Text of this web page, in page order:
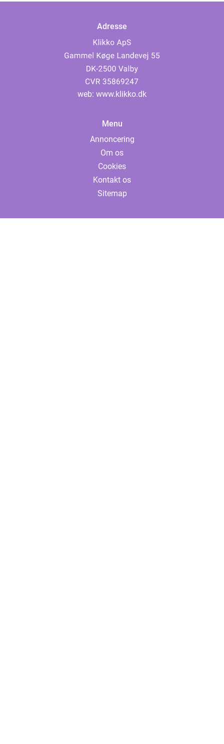
Adresse
web: www.klikko.dk
Menu
Annoncering
Om os
Cookies
Kontakt os
Sitemap